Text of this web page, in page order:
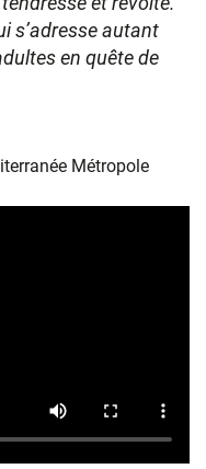
s’adresse autant
en quête de
Métropole